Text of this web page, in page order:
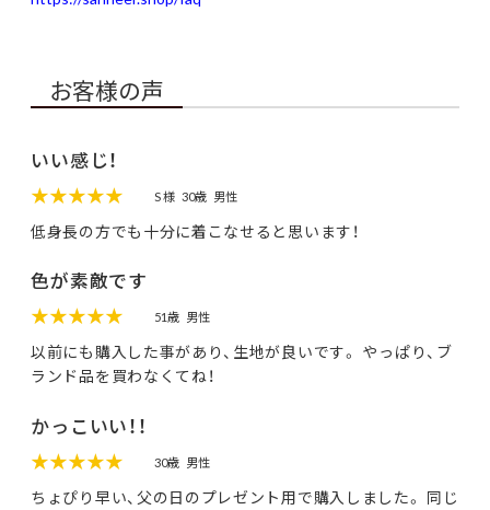
お客様の声
いい感じ！
★★★★★
S 様 30歳 男性
低身長の方でも十分に着こなせると思います！
色が素敵です
★★★★★
51歳 男性
以前にも購入した事があり、生地が良いです。 やっぱり、ブ
ランド品を買わなくてね！
かっこいい！！
★★★★★
30歳 男性
ちょぴり早い、父の日のプレゼント用で購入しました。 同じ